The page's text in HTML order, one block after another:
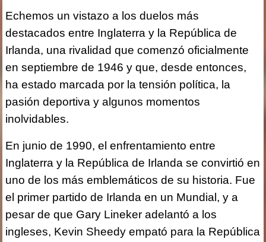
Echemos un vistazo a los duelos más
destacados entre Inglaterra y la República de
Irlanda, una rivalidad que comenzó oficialmente
en septiembre de 1946 y que, desde entonces,
ha estado marcada por la tensión política, la
pasión deportiva y algunos momentos
inolvidables.
En junio de 1990, el enfrentamiento entre
Inglaterra y la República de Irlanda se convirtió en
uno de los más emblemáticos de su historia. Fue
el primer partido de Irlanda en un Mundial, y a
pesar de que Gary Lineker adelantó a los
ingleses, Kevin Sheedy empató para la República